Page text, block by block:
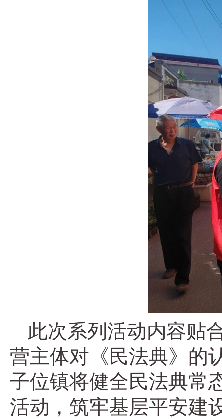
此次系列活动内容贴
营主体对《民法典》的
子位镇将健全民法典常
活动，筑牢基层平安建